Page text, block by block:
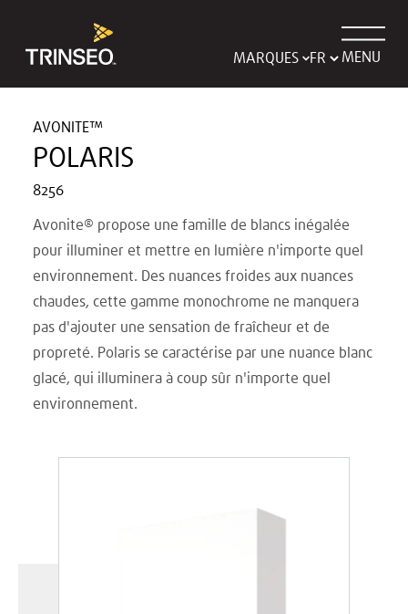
MARQUES MENU
AVONITE™
POLARIS
8256
Avonite® propose une famille de blancs inégalée
pour illuminer et mettre en lumière n'importe quel
environnement. Des nuances froides aux nuances
chaudes, cette gamme monochrome ne manquera
pas d'ajouter une sensation de fraîcheur et de
propreté. Polaris se caractérise par une nuance blanc
glacé, qui illuminera à coup sûr n'importe quel
environnement.